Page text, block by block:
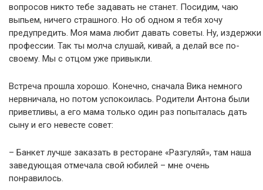
вопросов никто тебе задавать не станет. Посидим, чаю
выпьем, ничего страшного. Но об одном я тебя хочу
предупредить. Моя мама любит давать советы. Ну, издержки
профессии. Так ты молча слушай, кивай, а делай все по-
своему. Мы с отцом уже привыкли.
Встреча прошла хорошо. Конечно, сначала Вика немного
нервничала, но потом успокоилась. Родители Антона были
приветливы, а его мама только один раз попыталась дать
сыну и его невесте совет:
– Банкет лучше заказать в ресторане «Разгуляй», там наша
заведующая отмечала свой юбилей – мне очень
понравилось.